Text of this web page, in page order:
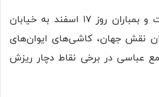
به گزارش ایرنا، در حملات و بمباران روز ۱۷ اسفند به خیابان
نقش جهان، کاشی‌های ایوان‌های
عباسی در برخی نقاط دچار ریزش